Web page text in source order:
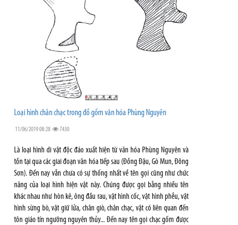
Loại hình chân chạc trong đồ gốm văn hóa Phùng Nguyên
11/06/2019 08:28 7430
Là loại hình di vật độc đáo xuất hiện từ văn hóa Phùng Nguyên và
tồn tại qua các giai đoạn văn hóa tiếp sau (Đồng Đậu, Gò Mun, Đông
Sơn). Đến nay vẫn chưa có sự thống nhất về tên gọi cũng như chức
năng của loại hình hiện vật này. Chúng được gọi bằng nhiều tên
khác nhau như hòn kê, ông đầu rau, vật hình cốc, vật hình phễu, vật
hình sừng bò, vật giữ lửa, chân giò, chân chạc, vật có liên quan đến
tôn giáo tín ngưỡng nguyên thủy... Đến nay tên gọi chạc gốm được